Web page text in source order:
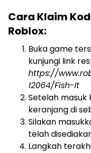
Cara Klaim
Roblox:
Buka game
kunjungi link
https://
12064/Fish-It
Setelah masuk
keranjang di
Silakan
telah
Langkah